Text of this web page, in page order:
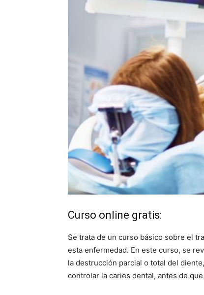
Curso online gratis:
Se trata de un curso básico sobre el
esta enfermedad. En este curso, se
la destrucción parcial o total del
controlar la caries dental, antes de